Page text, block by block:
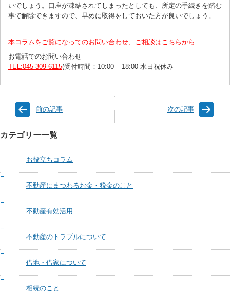
いでしょう。口座が凍結されてしまったとしても、所定の手続きを踏む
事で解除できますので、早めに取得をしておいた方が良いでしょう。
本コラムをご覧になってのお問い合わせ、ご相談はこちらから
お電話でのお問い合わせ
TEL:045-309-6115(受付時間：10:00 – 18:00 水日祝休み
前の記事 次の記事
カテゴリー一覧
お役立ちコラム
不動産にまつわるお金・税金のこと
不動産有効活用
不動産のトラブルについて
借地・借家について
相続のこと